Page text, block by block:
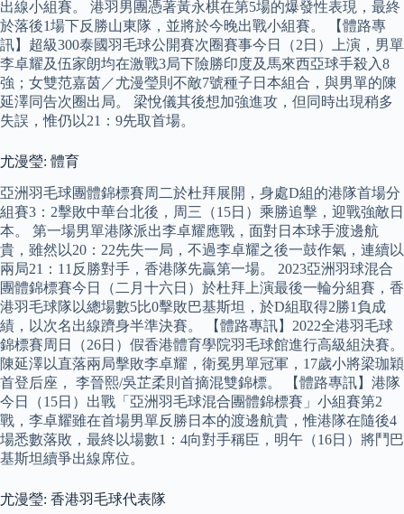
出線小組賽。 港羽男團憑著黃永棋在第5場的爆發性表現，最終
於落後1場下反勝山東隊，並將於今晚出戰小組賽。 【體路專
訊】超級300泰國羽毛球公開賽次圈賽事今日（2日）上演，男單
李卓耀及伍家朗均在激戰3局下險勝印度及馬來西亞球手殺入8
強；女雙范嘉茵／尤漫瑩則不敵7號種子日本組合，與男單的陳
延澤同告次圈出局。 梁悅儀其後想加強進攻，但同時出現稍多
失誤，惟仍以21：9先取首場。
尤漫瑩: 體育
亞洲羽毛球團體錦標賽周二於杜拜展開，身處D組的港隊首場分
組賽3：2擊敗中華台北後，周三（15日）乘勝追擊，迎戰強敵日
本。 第一場男單港隊派出李卓耀應戰，面對日本球手渡邊航
貴，雖然以20：22先失一局，不過李卓耀之後一鼓作氣，連續以
兩局21：11反勝對手，香港隊先贏第一場。 2023亞洲羽球混合
團體錦標賽今日（二月十六日）於杜拜上演最後一輪分組賽，香
港羽毛球隊以總場數5比0擊敗巴基斯坦，於D組取得2勝1負成
績，以次名出線躋身半準決賽。 【體路專訊】2022全港羽毛球
錦標賽周日（26日）假香港體育學院羽毛球館進行高級組決賽。
陳延澤以直落兩局擊敗李卓耀，衛冕男單冠軍，17歲小將梁珈穎
首登后座， 李晉熙/吳芷柔則首摘混雙錦標。 【體路專訊】港隊
今日（15日）出戰「亞洲羽毛球混合團體錦標賽」小組賽第2
戰，李卓耀雖在首場男單反勝日本的渡邊航貴，惟港隊在隨後4
場悉數落敗，最終以場數1：4向對手稱臣，明午（16日）將鬥巴
基斯坦續爭出線席位。
尤漫瑩: 香港羽毛球代表隊